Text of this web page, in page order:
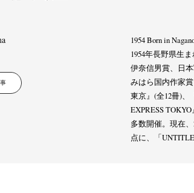
1954 Born in
1954年長野県生
伊奈信男賞、日
みはら国内作家
東京』(全12冊)、
EXPRESS
多数開催。現在、
点に、「